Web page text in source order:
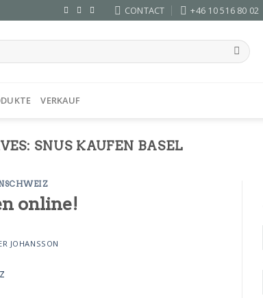
CONTACT +46 10 516 80 02
VERKAUF
SNUS KAUFEN BASEL
online!
JOHANSSON